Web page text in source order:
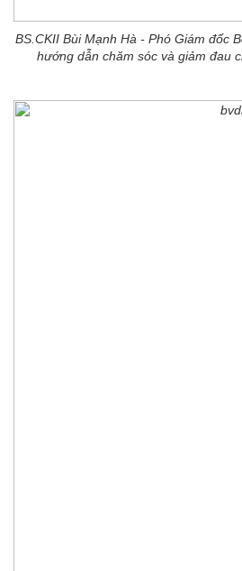
BS.CKII Bùi Mạnh Hà - Phó Giám đốc
hướng dẫn chăm sóc và giảm đau